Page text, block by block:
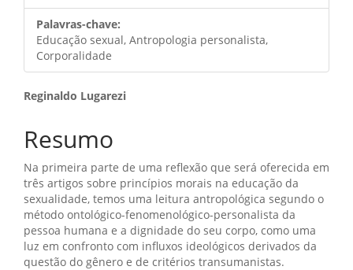
Palavras-chave:
Educação sexual, Antropologia personalista,
Corporalidade
Conteúdo
do
artigo
principal
Reginaldo Lugarezi
Resumo
Na primeira parte de uma reflexão que será oferecida em
três artigos sobre princípios morais na educação da
sexualidade, temos uma leitura antropológica segundo o
método ontológico-fenomenológico-personalista da
pessoa humana e a dignidade do seu corpo, como uma
luz em confronto com influxos ideológicos derivados da
questão do gênero e de critérios transumanistas.